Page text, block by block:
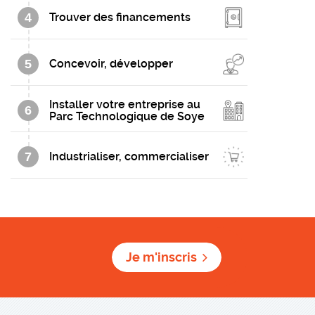
4 Trouver des financements
5 Concevoir, développer
6
Installer votre entreprise au
Parc Technologique de Soye
7 Industrialiser, commercialiser
Je m'inscris